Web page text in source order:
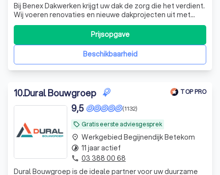
Bij Benex Dakwerken krijgt uw dak de zorg die het verdient.
Wij voeren renovaties en nieuwe dakprojecten uit met
focus op kwaliteit, betrouwbaarheid en tevreden klanten.
Zowel platte als hellende daken, groot of klein – wij
zorgen voor een stevig resultaat.
Beschikbaarheid
Prijsopgave
10.Dural Bouwgroep TOP PRO
local_offer Gratis eerste adviesgesprek
(1132)
9,5
Dural Bouwgroep is de ideale partner voor uw duurzame
place Werkgebied Begijnendijk Betekom
timelapse 11 jaar actief
phone 03 388 00 68